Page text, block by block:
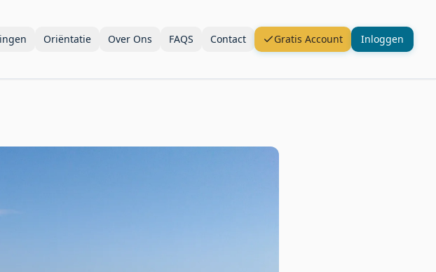
Oriëntatie Over Ons FAQS Contact Gratis Account Inloggen